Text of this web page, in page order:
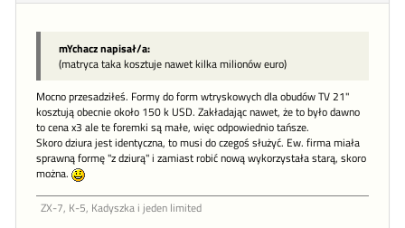
mYchacz napisał/a:
(matryca taka kosztuje nawet kilka milionów euro)
Mocno przesadziłeś. Formy do form wtryskowych dla obudów TV 21"
kosztują obecnie około 150 k USD. Zakładając nawet, że to było dawno
to cena x3 ale te foremki są małe, więc odpowiednio tańsze.
Skoro dziura jest identyczna, to musi do czegoś służyć. Ew. firma miała
sprawną formę "z dziurą" i zamiast robić nową wykorzystała starą, skoro
można.
ZX-7, K-5, Kadyszka i jeden limited